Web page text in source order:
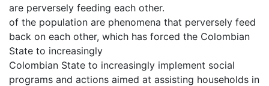
are perversely feeding each other.
of the population are phenomena that perversely feed
back on each other, which has forced the Colombian
State to increasingly
Colombian State to increasingly implement social
programs and actions aimed at assisting households in